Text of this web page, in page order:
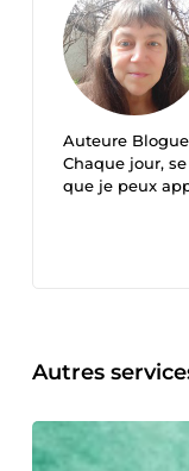
Auteure Blogueuse Française ✍️ vivant
Chaque jour,
que je peux apporter à mon entourage pour
Autres